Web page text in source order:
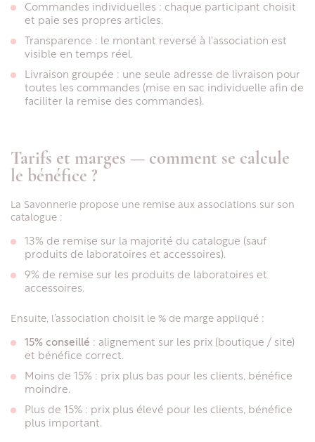
Commandes individuelles : chaque participant choisit
et paie ses propres articles.
Transparence : le montant reversé à l'association est
visible en temps réel.
Livraison groupée : une seule adresse de livraison pour
toutes les commandes (mise en sac individuelle afin de
faciliter la remise des commandes).
Tarifs et marges — comment se calcule
le bénéfice ?
La Savonnerie propose une remise aux associations sur son
catalogue :
13% de remise sur la majorité du catalogue (sauf
produits de laboratoires et accessoires).
9% de remise sur les produits de laboratoires et
accessoires.
Ensuite, l’association choisit le % de marge appliqué :
15% conseillé : alignement sur les prix (boutique / site)
et bénéfice correct.
Moins de 15% : prix plus bas pour les clients, bénéfice
moindre.
Plus de 15% : prix plus élevé pour les clients, bénéfice
plus important.